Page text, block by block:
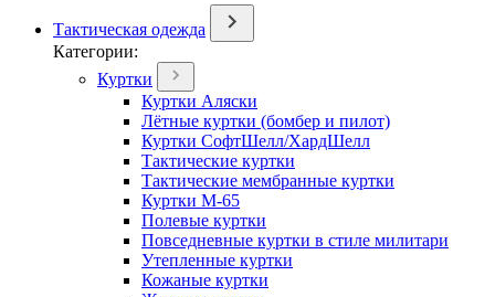
Тактическая одежда
Категории:
Куртки
Куртки Аляски
Лётные куртки (бомбер и пилот)
Куртки СофтШелл/ХардШелл
Тактические куртки
Тактические мембранные куртки
Куртки М-65
Полевые куртки
Повседневные куртки в стиле милитари
Утепленные куртки
Кожаные куртки